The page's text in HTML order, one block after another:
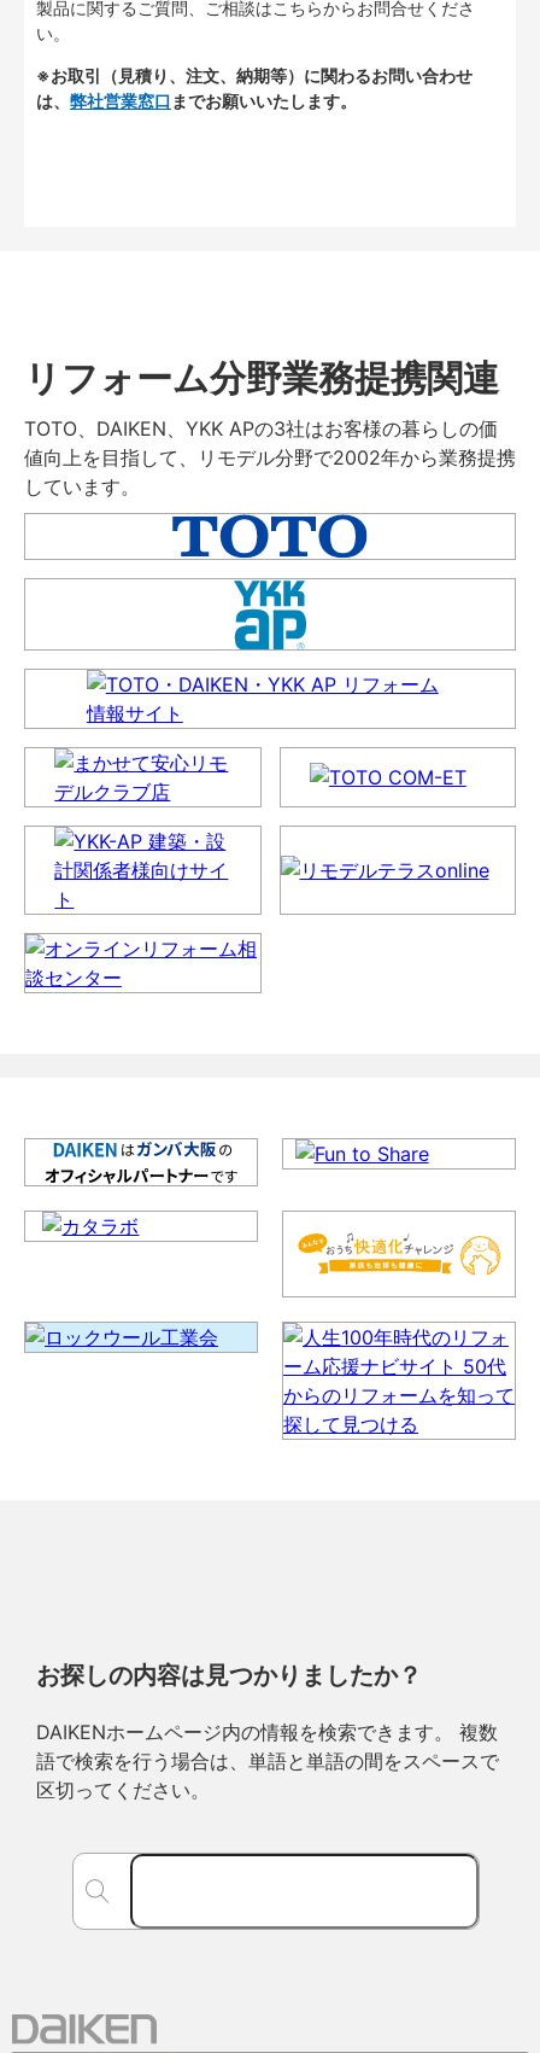
製品に関するご質問、ご相談はこちらからお問合せくださ
い。
※お取引（見積り、注文、納期等）に関わるお問い合わせ
は、 弊社営業窓口 までお願いいたします。
リフォーム分野業務提携関連
TOTO、DAIKEN、YKK APの3社はお客様の暮らしの価
値向上を目指して、リモデル分野で2002年から業務提携
しています。
お探しの内容は見つかりましたか？
DAIKENホームページ内の情報を検索できます。 複数
語で検索を行う場合は、単語と単語の間をスペースで
区切ってください。